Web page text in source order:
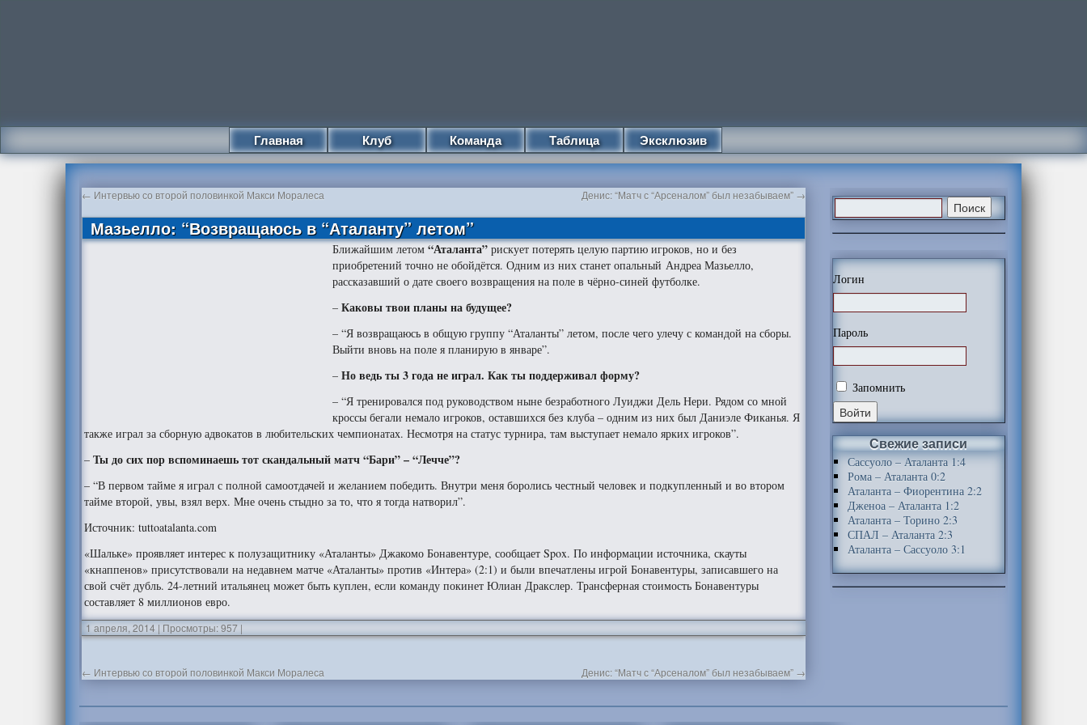
Главная Клуб Команда Таблица Эксклюзив
← Интервью со второй половинкой Макси Моралеса Денис: “Матч с “Арсеналом” был незабываем” →
Мазьелло: “Возвращаюсь в “Аталанту” летом”
Ближайшим летом“Аталанта”рискует потерять целую партию игроков, но и без
приобретений точно не обойдётся. Одним из них станет опальный Андреа Мазьелло,
рассказавший о дате своего возвращения на поле в чёрно-синей футболке.
–Каковы твои планы на будущее?
– “Я возвращаюсь в общую группу “Аталанты” летом, после чего улечу с командой на сборы.
Выйти вновь на поле я планирую в январе”.
–Но ведь ты 3 года не играл. Как ты поддерживал форму?
– “Я тренировался под руководством ныне безработного Луиджи Дель Нери. Рядом со мной
кроссы бегали немало игроков, оставшихся без клуба – одним из них был Даниэле Фиканья. Я
также играл за сборную адвокатов в любительских чемпионатах. Несмотря на статус турнира, там выступает немало ярких игроков”.
–Ты до сих пор вспоминаешь тот скандальный матч “Бари” – “Лечче”?
– “В первом тайме я играл с полной самоотдачей и желанием победить. Внутри меня боролись честный человек и подкупленный и во втором
тайме второй, увы, взял верх. Мне очень стыдно за то, что я тогда натворил”.
Источник: tuttoatalanta.com
«Шальке» проявляет интерес к полузащитнику «Аталанты» Джакомо Бонавентуре, сообщает Spox. По информации источника, скауты
«кнаппенов» присутствовали на недавнем матче «Аталанты» против «Интера» (2:1) и были впечатлены игрой Бонавентуры, записавшего на
свой счёт дубль. 24-летний итальянец может быть куплен, если команду покинет Юлиан Дракслер. Трансферная стоимость Бонавентуры
составляет 8 миллионов евро.
1 апреля, 2014 | Просмотры: 957 |
← Интервью со второй половинкой Макси Моралеса Денис: “Матч с “Арсеналом” был незабываем” →
Логин
Пароль
Запомнить
Свежие записи
Сассуоло – Аталанта 1:4
Рома – Аталанта 0:2
Аталанта – Фиорентина 2:2
Дженоа – Аталанта 1:2
Аталанта – Торино 2:3
СПАЛ – Аталанта 2:3
Аталанта – Сассуоло 3:1